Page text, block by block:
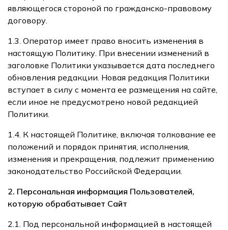
являющегося стороной по гражданско-правовому
договору.
1.3. Оператор имеет право вносить изменения в
настоящую Политику. При внесении изменений в
заголовке Политики указывается дата последнего
обновления редакции. Новая редакция Политики
вступает в силу с момента ее размещения на сайте,
если иное не предусмотрено новой редакцией
Политики.
1.4. К настоящей Политике, включая толкование ее
положений и порядок принятия, исполнения,
изменения и прекращения, подлежит применению
законодательство Российской Федерации.
2. Персональная информация Пользователей,
которую обрабатывает Сайт
2.1. Под персональной информацией в настоящей